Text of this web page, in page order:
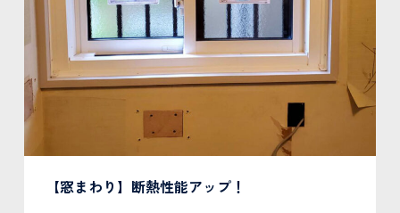
【窓まわり】断熱性能アップ！